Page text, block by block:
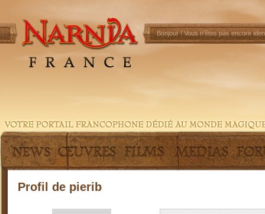
Bonjour !Vous n'êtes pas encore
Profil de pierib